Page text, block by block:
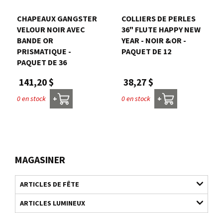
MAGASINER
ARTICLES DE FÊTE
ARTICLES LUMINEUX
CHAPEAUX GANGSTER
VELOUR NOIR AVEC
BANDE OR
PRISMATIQUE -
PAQUET DE 36
141,20 $
0 en stock +
COLLIERS DE PERLES
36" FLUTE HAPPY NEW
YEAR - NOIR &OR -
PAQUET DE 12
38,27 $
0 en stock +